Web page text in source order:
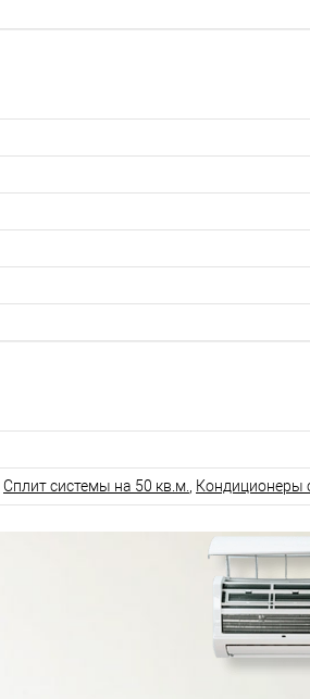
Сплит системы на 50 кв.м., Кондиционеры